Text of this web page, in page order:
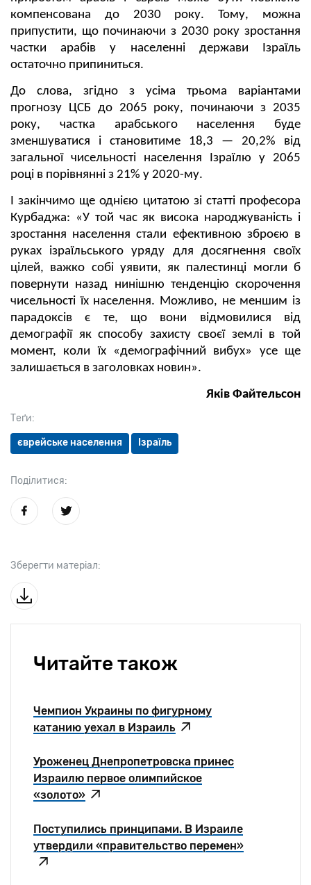
Теґи:
єврейське населення Ізраїль
Поділитися:
Зберегти матеріал:
компенсована до 2030 року. Тому, можна
припустити, що починаючи з 2030 року зростання
частки арабів у населенні держави Ізраїль
остаточно припиниться.
До слова, згідно з усіма трьома варіантами
прогнозу ЦСБ до 2065 року, починаючи з 2035
року, частка арабського населення буде
зменшуватися і становитиме 18,3 — 20,2% від
загальної чисельності населення Ізраїлю у 2065
році в порівнянні з 21% у 2020-му.
І закінчимо ще однією цитатою зі статті професора
Курбаджа: «У той час як висока народжуваність і
зростання населення стали ефективною зброєю в
руках ізраїльського уряду для досягнення своїх
цілей, важко собі уявити, як палестинці могли б
повернути назад нинішню тенденцію скорочення
чисельності їх населення. Можливо, не меншим із
парадоксів є те, що вони відмовилися від
демографії як способу захисту своєї землі в той
момент, коли їх «демографічний вибух» усе ще
залишається в заголовках новин».
Яків Файтельсон
Читайте також
Чемпион Украины по фигурному
катанию уехал в Израиль
Уроженец Днепропетровска принес
Израилю первое олимпийское
«золото»
Поступились принципами. В Израиле
утвердили «правительство перемен»